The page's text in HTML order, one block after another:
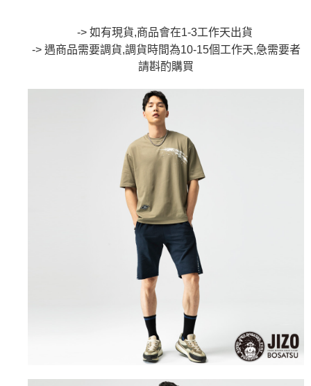
流程，驗證手機門號後，選擇欲分期的期數、繳款截止日，確認付款後即完
成交易。
3.實際核准額度、可分期數及費用金額請依後續交易確認頁面所載為準。
4.訂單成立30分鐘內，如未前往確認交易或遇審核未通過，訂單將自動取
1.分期款項不併入電信帳單，「大哥付你分期」於每月結算日後寄送繳費提
2.透過簡訊連結打開帳單後，可選擇「超商條碼／台灣大直營門市／銀行轉
帳／街口支付／iPASS MONEY」等通路繳費。
1.本服務係由「台灣大哥大股份有限公司」（以下簡稱本公司）所提供，讓
用戶於交易時，得透過本服務購買商品或服務，並由商店將買賣／分期付款
買賣價金債權讓與本公司後，依約使用本公司帳單繳交帳款。
2.基於同意付款使用「大哥付你分期」之契約關係目的，商店將以您的個人
資料（包含姓名、電話或地址）提供予台灣大哥大進項蒐集、處理及利用，
由本公司與您本人進行分期帳單所需資料之確認、核對及更正。
3.完整用戶服務條款，請詳閱以下連結：
https://oppay.tw/userRule
【關於「AFTEE先享後付」】
AFTEE先享後付是「在收到商品之後才付款」的支付方式。 讓您購物簡單
２．便利：只要手機號碼，簡訊認證，即可結帳。
３．安心：先確認商品／服務後，再付款。
１．於結帳方式選擇「AFTEE先享後付」後，將跳轉至「AFTEE先享後付」
結帳頁面，進行簡訊認證並確認金額後，即可完成結帳。
２．訂單成立數日內，您將收到繳費通知簡訊。
３．收到繳費通知簡訊後14天內，點擊此簡訊中的連結，可透過四大超商／
ATM／網路銀行／等多元方式進行付款，方視為交易完成。
※ 請注意：結帳手續完成當下不需立刻繳費，但若您需要取消訂單，請聯絡
購買商品的店家。未經商家同意取消之訂單仍視為有效，需透過AFTEE先享
※ 交易是否成功請以「AFTEE先享後付 」之結帳頁面顯示為準，若有關於
是否繳費成功／繳費後需取消欲退款等相關疑問，請聯繫「AFTEE先享後付
https://netprotections.freshdesk.com/support/home
１．透過由恩沛科技股份有限公司提供之「AFTEE先享後付」服務完成之交
易，需依本服務之必要範圍內提供個人資料，並將交易相關給付款項請求債
２．關於個人資料處理事宜，請瀏覽以下網址：
３．未成年的使用者請事先徵得法定代理人或監護人之同意方可使用
「AFTEE先享後付」，若未經同意申辦者引起之損失，本公司不負相關責
ATM付款
每筆NT$80，滿NT$888(含以上)免運費
每筆NT$80，滿NT$888(含以上)免運費
每筆NT$60，滿NT$3,000(含以上)免運費
每筆NT$60，滿NT$3,000(含以上)免運費
每筆NT$80，滿NT$3,000(含以上)免運費
每筆NT$80，滿NT$3,000(含以上)免運費
-> 如有現貨,商品會在1-3工作天出貨
-> 遇商品需要調貨,調貨時間為10-15個工作天,急需要者
請斟酌購買